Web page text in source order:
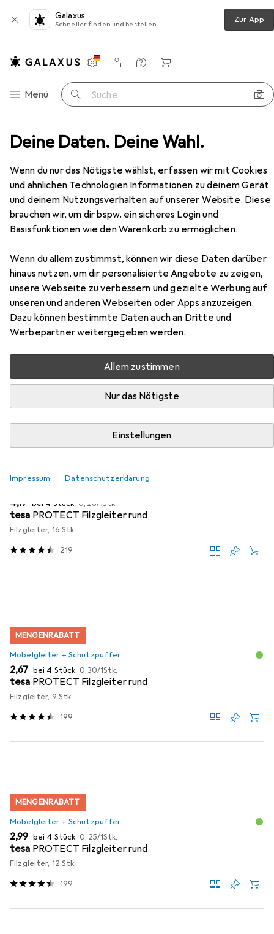
Deine Daten. Deine Wahl.
Wenn du nur das Nötigste wählst, erfassen wir mit Cookies
und ähnlichen Technologien Informationen zu deinem Gerät
und deinem Nutzungsverhalten auf unserer Website. Diese
brauchen wir, um dir bspw. ein sicheres Login und
Basisfunktionen wie den Warenkorb zu ermöglichen.
Wenn du allem zustimmst, können wir diese Daten darüber
hinaus nutzen, um dir personalisierte Angebote zu zeigen,
unsere Webseite zu verbessern und gezielte Werbung auf
unseren und anderen Webseiten oder Apps anzuzeigen.
Dazu können bestimmte Daten auch an Dritte und
Werbepartner weitergegeben werden.
Allem zustimmen
Nur das Nötigste
Einstellungen
Impressum Datenschutzerklärung
Galaxus
Schneller finden und bestellen Zur App
Navigation nach Kategorien
Menü Suche
Einstellungen
Kundenkonto
Vergleichslisten
Merklisten
Warenkorb
Regal Vicco Küchenunterschrank Fame-Line
EUR
168,86
Vicco Küchenunterschrank Fame-Line
Zubehör für Vicco
Küchenunterschrank Fame-Line
Hier findest du passendes Zubehör zum Produkt Vicco
Küchenunterschrank Fame-Line aus der Kategorie
Möbelgleiter + Schutzpuffer.
EUR
4,17 bei 4 Stück 0,26/ 1Stk.
tesa PROTECT Filzgleiter rund
Filzgleiter, 16 Stk.
219
MENGENRABATT
Möbelgleiter + Schutzpuffer
EUR
2,67 bei 4 Stück EUR
0,30/1Stk.
tesa PROTECT Filzgleiter rund
Filzgleiter, 9 Stk.
199
MENGENRABATT
Möbelgleiter + Schutzpuffer
EUR
2,99 bei 4 Stück EUR
0,25/1Stk.
tesa PROTECT Filzgleiter rund
Filzgleiter, 12 Stk.
199